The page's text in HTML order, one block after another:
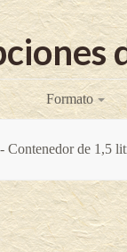
Formato
Contenedor de 1,5